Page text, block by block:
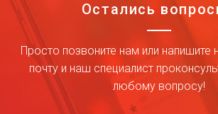
Остались
Просто позвоните нам или напишите
почту и наш специалист
любому вопросу!